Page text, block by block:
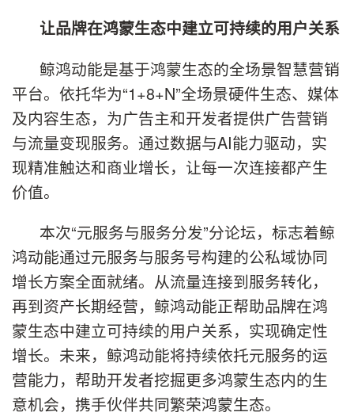
让品牌在鸿蒙生态中建立可持续的用户关系
鲸鸿动能是基于鸿蒙生态的全场景智慧营销
平台。依托华为“1+8+N”全场景硬件生态、媒体
及内容生态，为广告主和开发者提供广告营销
与流量变现服务。通过数据与AI能力驱动，实
现精准触达和商业增长，让每一次连接都产生
价值。
本次“元服务与服务分发”分论坛，标志着鲸
鸿动能通过元服务与服务号构建的公私域协同
增长方案全面就绪。从流量连接到服务转化，
再到资产长期经营，鲸鸿动能正帮助品牌在鸿
蒙生态中建立可持续的用户关系，实现确定性
增长。未来，鲸鸿动能将持续依托元服务的运
营能力，帮助开发者挖掘更多鸿蒙生态内的生
意机会，携手伙伴共同繁荣鸿蒙生态。